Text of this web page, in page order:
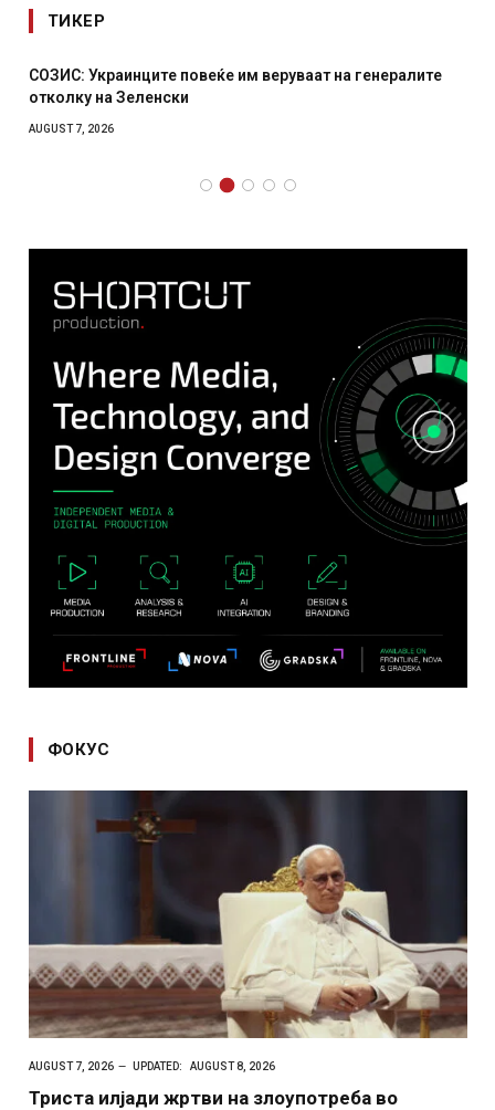
ТИКЕР
СОЗИС: Украинците повеќе им веруваат на генералите
отколку на Зеленски
AUGUST 7, 2026
ФОКУС
AUGUST 7, 2026 UPDATED: AUGUST 8, 2026
Триста илјади жртви на злоупотреба во